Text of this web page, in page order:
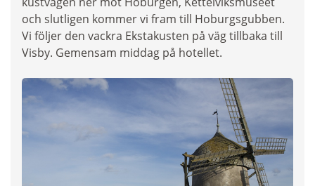
och slutligen kommer vi fram till Hoburgsgubben.
Vi följer den vackra Ekstakusten på väg tillbaka till
Visby. Gemensam middag på hotellet.